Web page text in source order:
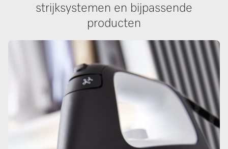
strijksystemen en bijpassende
producten